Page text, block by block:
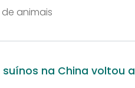
animais
na China voltou a